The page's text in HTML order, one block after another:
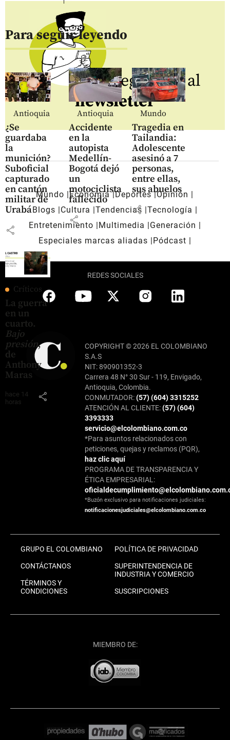
Para seguir leyendo
Antioquia
¿Se
guardaba
la
munición?
Suboficial
capturado
en cantón
militar de
Urabá
share
Antioquia
Accidente
en la
autopista
Medellín-
Bogotá dejó
un
motociclista
fallecido
share
Mundo
Tragedia en
Tailandia:
Adolescente
asesinó a 7
personas,
entre ellas,
sus abuelos
share
Críticos
La guerra
en un
cuarto.
Bajo
presión,
de
Anthony
Maras
hace 14
horas
share
Regístrate al
newsletter
Mundo Economía Deportes Opinión
Blogs
Cultura Tendencias Tecnología
Entretenimiento
Multimedia
Generación
Especiales marcas aliadas
Pódcast
REDES SOCIALES
COPYRIGHT © 2026 EL COLOMBIANO
S.A.S
NIT: 890901352-3
Carrera 48 N° 30 Sur - 119, Envigado,
Antioquia, Colombia.
CONMUTADOR:(57) (604) 3315252
ATENCIÓN AL CLIENTE:(57) (604)
3393333
servicio@elcolombiano.com.co
*Para asuntos relacionados con
peticiones, quejas y reclamos (PQR),
haz clic aquí
PROGRAMA DE TRANSPARENCIA Y
ÉTICA EMPRESARIAL:
*Buzón exclusivo para notificaciones judiciales:
notificacionesjudiciales@elcolombiano.com.co
GRUPO EL COLOMBIANO
CONTÁCTANOS
TÉRMINOS Y
CONDICIONES
POLÍTICA DE PRIVACIDAD
SUPERINTENDENCIA DE
INDUSTRIA Y COMERCIO
SUSCRIPCIONES
MIEMBRO DE: